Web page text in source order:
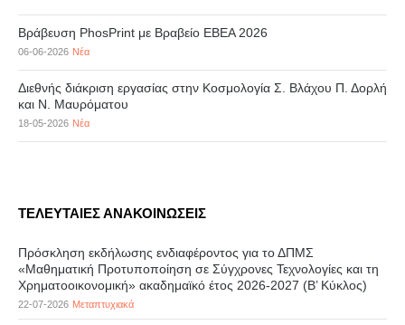
Βράβευση PhosPrint με Βραβείο ΕΒΕΑ 2026
06-06-2026 Νέα
Διεθνής διάκριση εργασίας στην Κοσμολογία Σ. Βλάχου Π. Δορλή
και Ν. Μαυρόματου
18-05-2026 Νέα
ΤΕΛΕΥΤΑΙΕΣ ΑΝΑΚΟΙΝΩΣΕΙΣ
Πρόσκληση εκδήλωσης ενδιαφέροντος για το ΔΠΜΣ
«Μαθηματική Προτυποποίηση σε Σύγχρονες Τεχνολογίες και τη
Χρηματοοικονομική» ακαδημαϊκό έτος 2026-2027 (B’ Kύκλος)
22-07-2026 Μεταπτυχιακά